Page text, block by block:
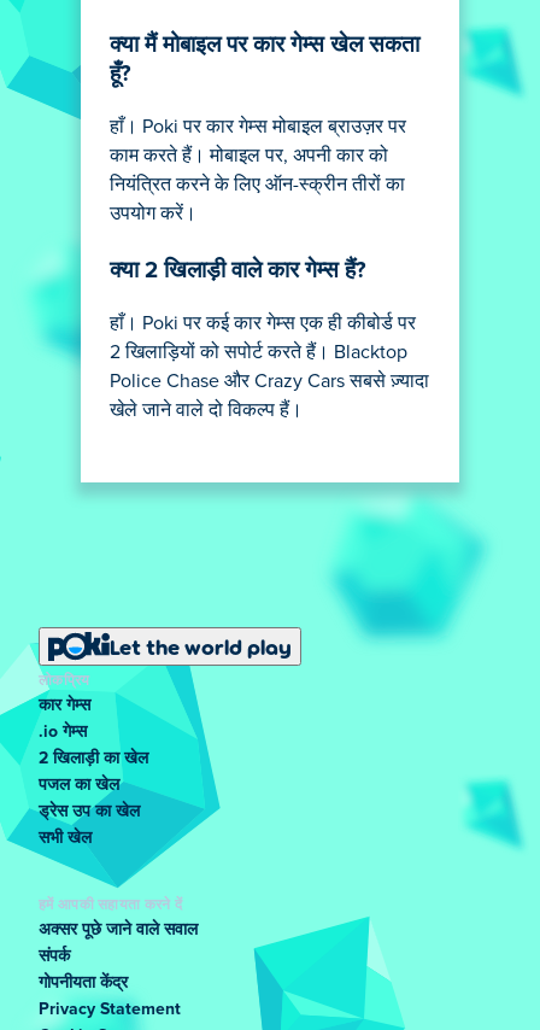
क्या मैं मोबाइल पर कार गेम्स खेल सकता
हूँ?
हाँ। Poki पर कार गेम्स मोबाइल ब्राउज़र पर
काम करते हैं। मोबाइल पर, अपनी कार को
नियंत्रित करने के लिए ऑन-स्क्रीन तीरों का
उपयोग करें।
क्या 2 खिलाड़ी वाले कार गेम्स हैं?
हाँ। Poki पर कई कार गेम्स एक ही कीबोर्ड पर
2 खिलाड़ियों को सपोर्ट करते हैं। Blacktop
Police Chase और Crazy Cars सबसे ज़्यादा
खेले जाने वाले दो विकल्प हैं।
Let the world play
लोकप्रिय
कार गेम्स
.io गेम्स
2 खिलाड़ी का खेल
पजल का खेल
ड्रेस उप का खेल
सभी खेल
हमें आपकी सहायता करने दें
अक्सर पूछे जाने वाले सवाल
संपर्क
गोपनीयता केंद्र
Privacy Statement